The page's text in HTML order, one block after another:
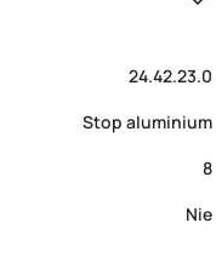
24.42.23.0
Stop aluminium
8
Nie